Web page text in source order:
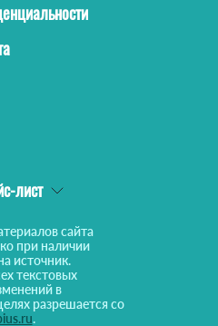
лист
сайта
при наличии
источник.
текстовых
в
разрешается со
.